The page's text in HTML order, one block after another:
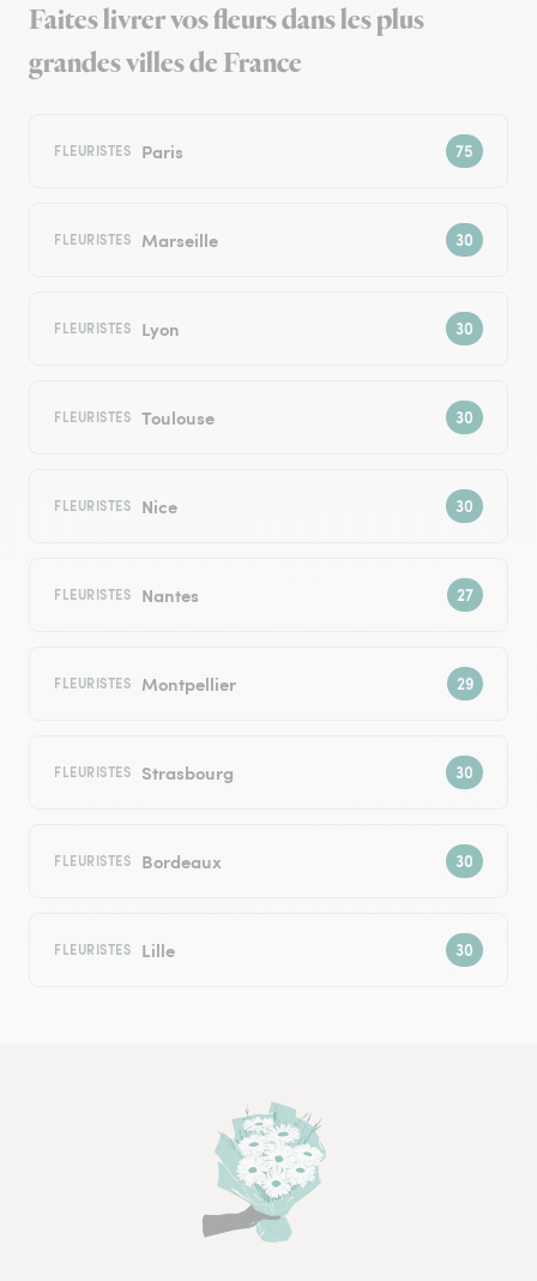
Faites livrer vos fleurs dans les plus
grandes villes de France
FLEURISTES Paris
FLEURISTES Marseille
FLEURISTES Lyon
FLEURISTES Toulouse
FLEURISTES Nice
FLEURISTES Nantes
FLEURISTES Montpellier
FLEURISTES Strasbourg
FLEURISTES Bordeaux
FLEURISTES Lille